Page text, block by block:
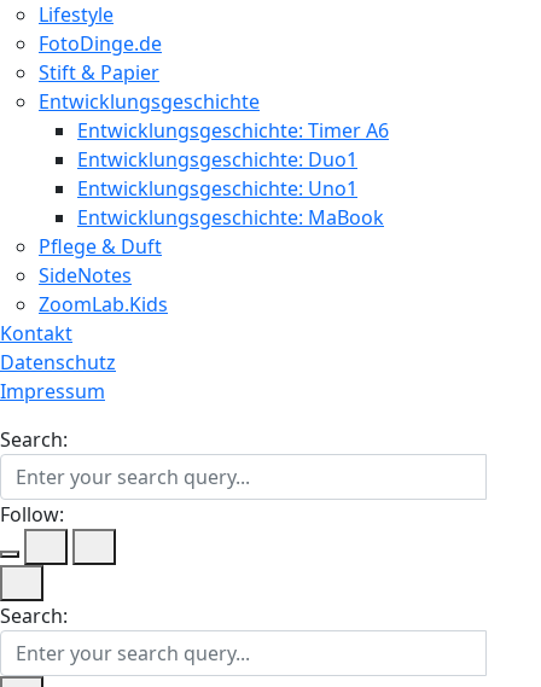
Lifestyle
FotoDinge.de
Stift & Papier
Entwicklungsgeschichte
Entwicklungsgeschichte: Timer A6
Entwicklungsgeschichte: Duo1
Entwicklungsgeschichte: Uno1
Entwicklungsgeschichte: MaBook
Pflege & Duft
SideNotes
ZoomLab.Kids
Kontakt
Datenschutz
Impressum
Search:
Follow:
Search: